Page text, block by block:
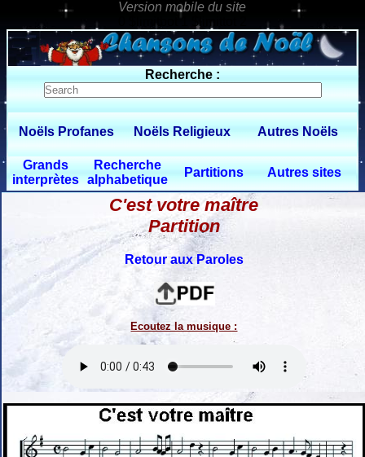
0 $limitbot 1 $limittot 2
Recherche :
Noëls Profanes Noëls Religieux Autres Noëls
Grands
interprètes
Recherche
alphabetique
Partitions Autres sites
C'est votre maître
Partition
Retour aux Paroles
Ecoutez la musique :